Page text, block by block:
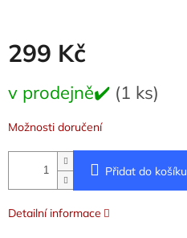
299 Kč
cena:
v prodejně✔️ (1 ks)
Možnosti doručení
Přidat do košíku
Detailní informace